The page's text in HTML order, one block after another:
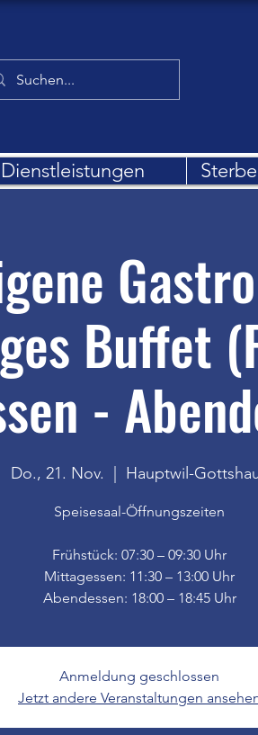
Buffet
-
Do., 21. Nov.
  |
Hauptwil-
Speisesaal-Öffnungszeiten
Frühstück: 07:30 – 09:30 Uhr
Mittagessen: 11:30 – 13:00 Uhr
Abendessen: 18:00 – 18:45 Uhr
Anmeldung geschlossen
Jetzt andere Veranstaltungen